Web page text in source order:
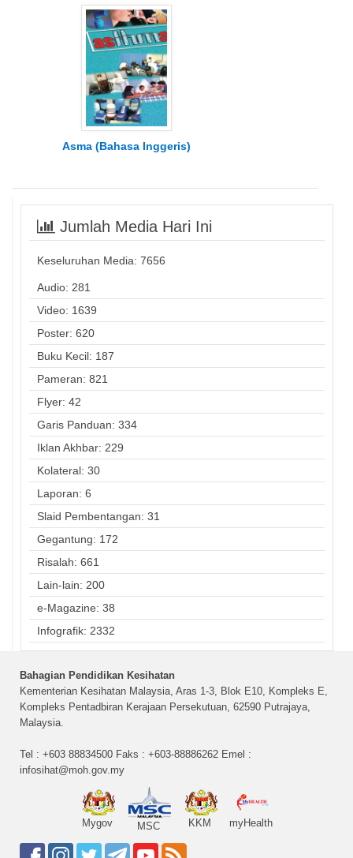
Asma (Bahasa Inggeris)
Jumlah Media Hari Ini
Keseluruhan Media: 7656
Audio: 281
Video: 1639
Poster: 620
Buku Kecil: 187
Pameran: 821
Flyer: 42
Garis Panduan: 334
Iklan Akhbar: 229
Kolateral: 30
Laporan: 6
Slaid Pembentangan: 31
Gegantung: 172
Risalah: 661
Lain-lain: 200
e-Magazine: 38
Infografik: 2332
Bahagian Pendidikan Kesihatan
Kementerian Kesihatan Malaysia, Aras 1-3, Blok E10, Kompleks E,
Kompleks Pentadbiran Kerajaan Persekutuan, 62590 Putrajaya,
Malaysia.
Tel : +603 88834500 Faks : +603-88886262 Emel :
infosihat@moh.gov.my
Mygov MSC KKM myHealth